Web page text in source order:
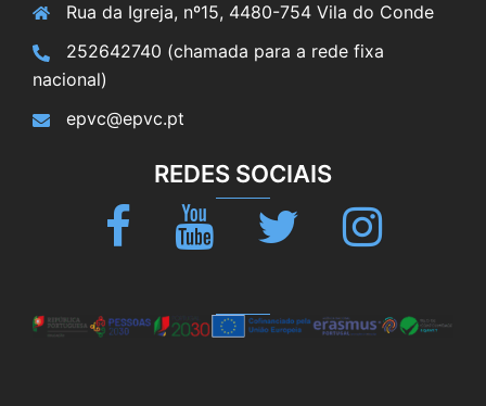
Rua da Igreja, nº15, 4480-754 Vila do Conde
252642740 (chamada para a rede fixa
nacional)
epvc@epvc.pt
REDES SOCIAIS
Facebook Youtube Twitter Instagram